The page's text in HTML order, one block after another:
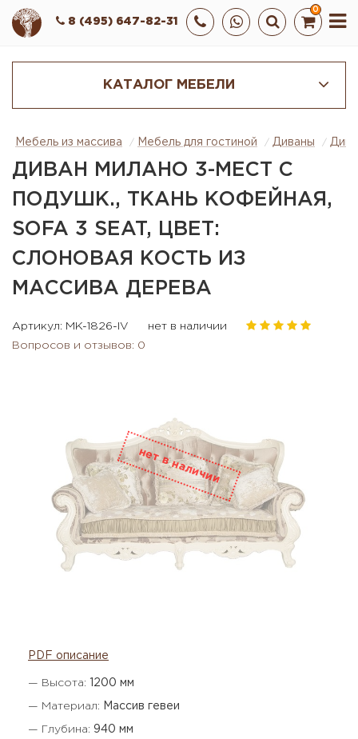
0
8 (495) 647-82-31
КАТАЛОГ МЕБЕЛИ
Мебель из массива Мебель для гостиной Диваны
ДИВАН МИЛАНО 3-МЕСТ С
ПОДУШК., ТКАНЬ КОФЕЙНАЯ,
SOFA 3 SEAT, ЦВЕТ:
СЛОНОВАЯ КОСТЬ ИЗ
МАССИВА ДЕРЕВА
Артикул: MK-1826-IV
нет в наличии
Вопросов и отзывов: 0
PDF описание
— Высота: 1200 мм
— Материал: Массив гевеи
— Глубина: 940 мм